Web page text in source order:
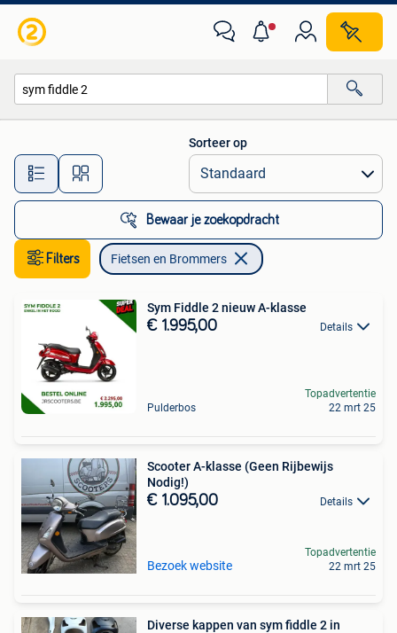
Alle afstanden…
Sorteer op
Bewaar je zoekopdracht
Filters Fietsen en Brommers
Sym Fiddle 2 nieuw A-klasse
€ 1.995,00 Details
Pulderbos
Topadvertentie
22 mrt 25
Scooter A-klasse (Geen Rijbewijs
Nodig!)
€ 1.095,00 Details
Bezoek website
Topadvertentie
22 mrt 25
Diverse kappen van sym fiddle 2 in